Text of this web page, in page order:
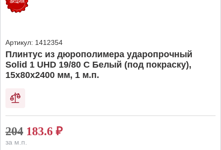
Артикул: 1412354
Плинтус из дюрополимера ударопрочный
Solid 1 UHD 19/80 C Белый (под покраску),
15х80х2400 мм, 1 м.п.
204 183.6 ₽
за м.п.